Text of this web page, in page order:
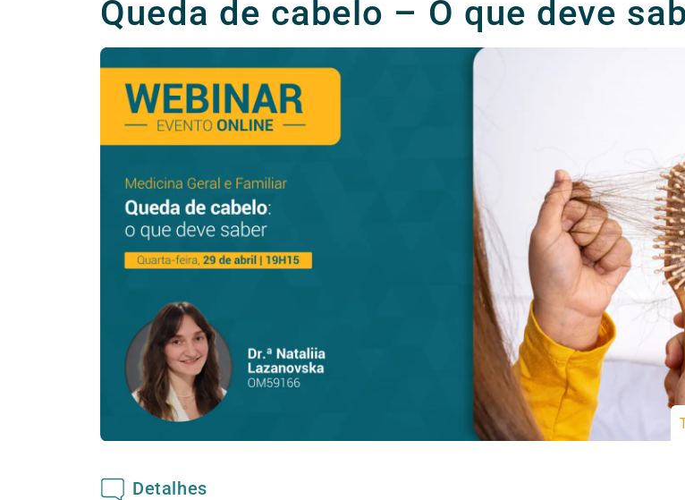
Queda de cabelo – O que deve
Detalhes